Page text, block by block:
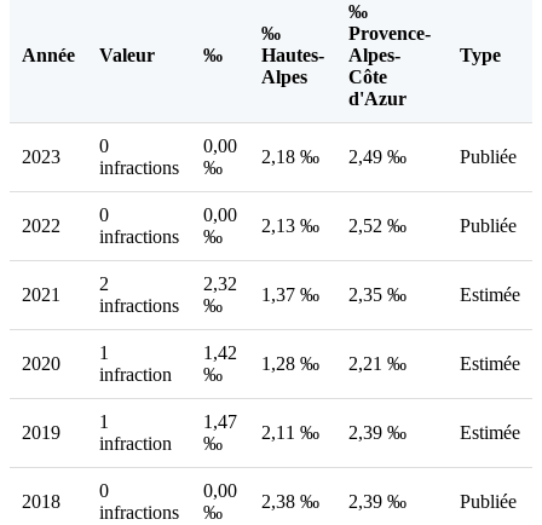
Année Valeur ‰
‰
Hautes-
Alpes
‰
Provence-
Alpes-
Côte
d'Azur
Type
2023
0
infractions
0,00
‰
2,18 ‰ 2,49 ‰ Publiée
2022
0
infractions
0,00
‰
2,13 ‰ 2,52 ‰ Publiée
2021
2
infractions
2,32
‰
1,37 ‰ 2,35 ‰ Estimée
2020
1
infraction
1,42
‰
1,28 ‰ 2,21 ‰ Estimée
2019
1
infraction
1,47
‰
2,11 ‰ 2,39 ‰ Estimée
2018
0
infractions
0,00
‰
2,38 ‰ 2,39 ‰ Publiée